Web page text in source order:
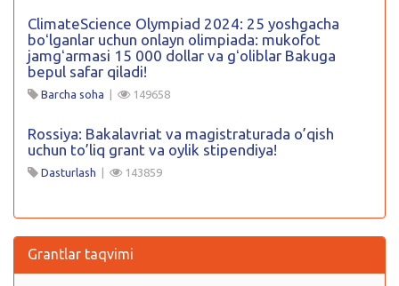
ClimateScience Olympiad 2024: 25 yoshgacha
boʻlganlar uchun onlayn olimpiada: mukofot
jamgʻarmasi 15 000 dollar va gʻoliblar Bakuga
bepul safar qiladi!
Barcha soha | 149658
Rossiya: Bakalavriat va magistraturada o’qish
uchun to’liq grant va oylik stipendiya!
Dasturlash | 143859
Grantlar taqvimi